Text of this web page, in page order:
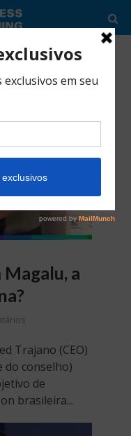
a
Trajano (CEO)
do conselho)
de
brasileira...